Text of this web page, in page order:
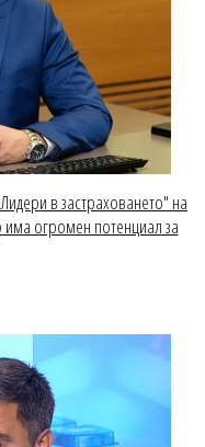
в застраховането" на
има огромен потенциал за